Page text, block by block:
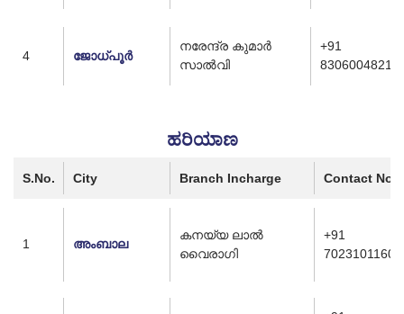
4 ജോധ്പൂർ
നരേന്ദ്ര കുമാർ
സാൽവി
+91
8306004821
ಹರಿಯಾಣ
S.No. City Branch Incharge Contact No.
1 അംബാല
കനയ്യ ലാൽ
വൈരാഗി
+91
7023101160